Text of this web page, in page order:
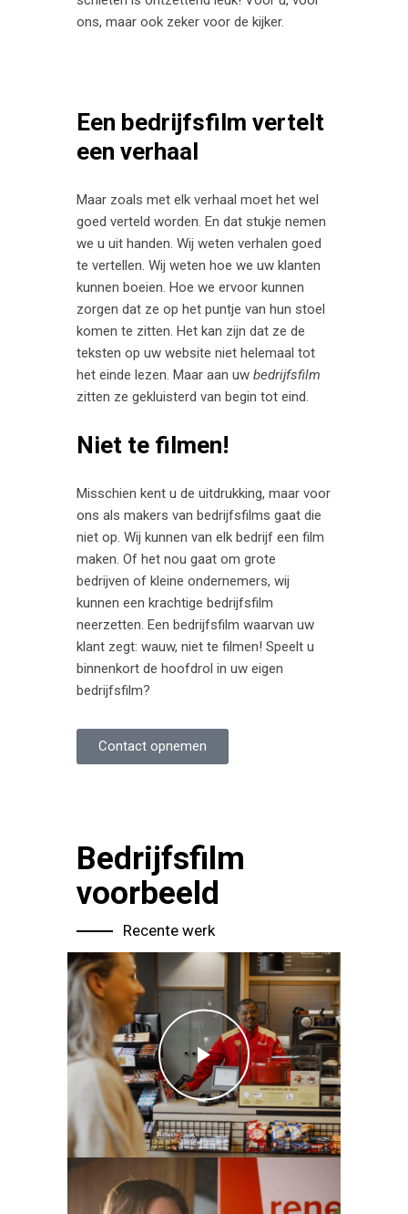
ons, maar ook zeker voor de kijker.
Een bedrijfsfilm vertelt
een verhaal
Maar zoals met elk verhaal moet het wel
goed verteld worden. En dat stukje nemen
we u uit handen. Wij weten verhalen goed
te vertellen. Wij weten hoe we uw klanten
kunnen boeien. Hoe we ervoor kunnen
zorgen dat ze op het puntje van hun stoel
komen te zitten. Het kan zijn dat ze de
teksten op uw website niet helemaal tot
het einde lezen. Maar aan uw bedrijfsfilm
zitten ze gekluisterd van begin tot eind.
Niet te filmen!
Misschien kent u de uitdrukking, maar voor
ons als makers van bedrijfsfilms gaat die
niet op. Wij kunnen van elk bedrijf een film
maken. Of het nou gaat om grote
bedrijven of kleine ondernemers, wij
kunnen een krachtige bedrijfsfilm
neerzetten. Een bedrijfsfilm waarvan uw
klant zegt: wauw, niet te filmen! Speelt u
binnenkort de hoofdrol in uw eigen
bedrijfsfilm?
Contact opnemen
Bedrijfsfilm
voorbeeld
Recente werk